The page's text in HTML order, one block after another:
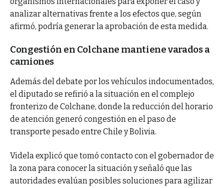
analizar alternativas frente a los efectos que, según
afirmó, podría generar la aprobación de esta medida.
Congestión en Colchane mantiene varados a
camiones
Además del debate por los vehículos indocumentados,
el diputado se refirió a la situación en el complejo
fronterizo de Colchane, donde la reducción del horario
de atención generó congestión en el paso de
transporte pesado entre Chile y Bolivia.
Videla explicó que tomó contacto con el gobernador de
la zona para conocer la situación y señaló que las
autoridades evalúan posibles soluciones para agilizar